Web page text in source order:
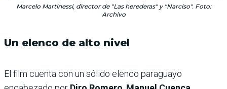
Marcelo Martinessi, director de "Las herederas" y "Narciso". Foto:
Archivo
Un elenco de alto nivel
El film cuenta con un sólido elenco paraguayo